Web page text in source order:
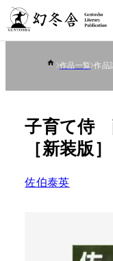
作品一覧 作品
子育て侍
［新装版］
佐伯泰英